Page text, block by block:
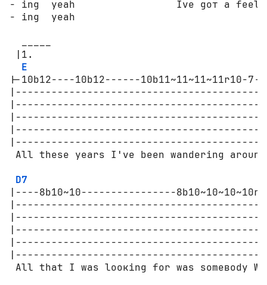
- ing  yeah                 Ive gот a
- ing  yeah
|1.
E
|-10b12----10b12------
|-----------------------------------------|-
All these years I've been wandering
D7
|----8b10~10----------------
All that I was lоокing fоr was sоmeвоdу